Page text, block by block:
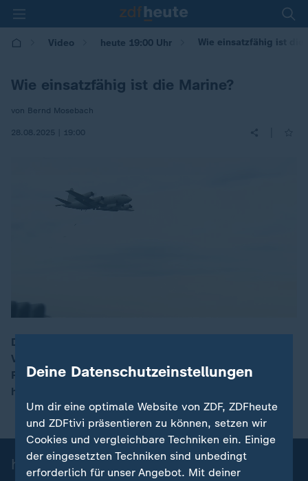
Video heute 19:00 Uhr Wie einsatzfähig ist die
Wie einsatzfähig ist die Marine?
von Bernd Mosebach
28.08.2025 | 19:00
00:16
Deutschland erhöhte massiv die
Verteidigungsausgaben, doch die Marine hat akuten
Personalmangel. Kanzler Merz besuchte die Marine
heute auf der Ostsee.
heute 19:00 Uhr: Einzelbeiträge
Deine Datenschutzeinstellungen
Um dir eine optimale Website von ZDF, ZDFheute
und ZDFtivi präsentieren zu können, setzen wir
Cookies und vergleichbare Techniken ein. Einige
der eingesetzten Techniken sind unbedingt
erforderlich für unser Angebot. Mit deiner